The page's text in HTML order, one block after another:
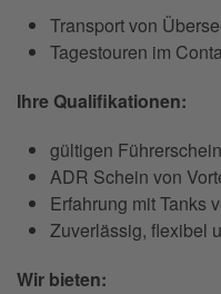
Transport von
Tagestouren im
Ihre Qualifikationen:
gültigen
ADR Schein von
Erfahrung mit Tanks
Zuverlässig, flexibel
Wir bieten: